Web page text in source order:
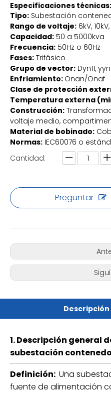
Especificaciones técnicas:
Tipo: Subestación
Rango de voltaje: 6kV,
Capacidad: 50 a 5000kva
Frecuencia: 50Hz o 60Hz
Fases: Trifásico
Grupo de vector: Dyn11,
Enfriamiento: Onan/Onaf
Clase de protección
Temperatura externa
Construcción:
voltaje medio,
Material de bobinado:
Normas: IEC60076 o
Cantidad:
Preguntar
1. Descripción general
subestación
Definición: Una
fuente de alimentación